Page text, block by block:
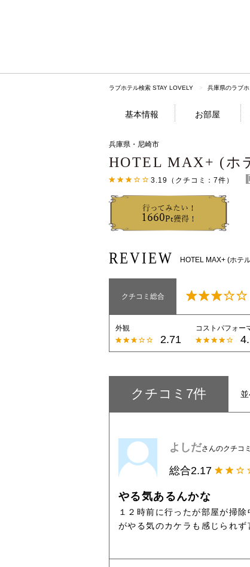
ラブホテル検索 STAY LOVELY 兵庫県のラブ
基本情報 お部屋
兵庫県・尼崎市
HOTEL MAX+ (ホ
3.19 （クチコミ：7件）
行ってみたい！
1660Pt獲得！
REVIEW HOTEL MAX+ (ホテ
クチコミ総合
外観
2.71
コストパフォー
クチコミ7件
よしださんのクチコ
総合2.17
やる気あるんかな
１２時前に行ったが部屋が掃
がやる気のカケラも感じられ